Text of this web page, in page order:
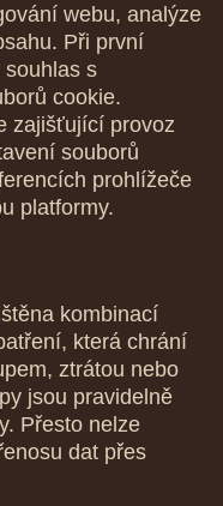
webu, analýze
Při první
souhlas s
cookie.
zajišťující provoz
souborů
prohlížeče
platformy.
kombinací
která chrání
ztrátou nebo
jsou pravidelně
Přesto nelze
dat přes